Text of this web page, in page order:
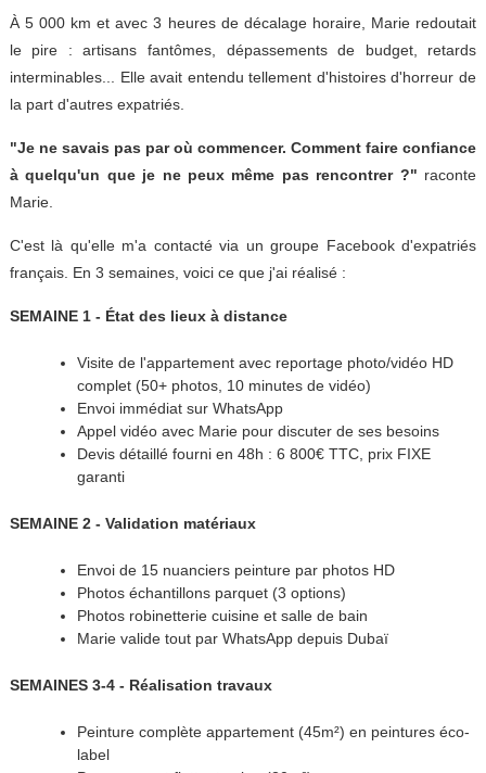
À 5 000 km et avec 3 heures de décalage horaire, Marie redoutait
le pire : artisans fantômes, dépassements de budget, retards
interminables... Elle avait entendu tellement d'histoires d'horreur de
la part d'autres expatriés.
"Je ne savais pas par où commencer. Comment faire confiance
à quelqu'un que je ne peux même pas rencontrer ?" raconte
Marie.
C'est là qu'elle m'a contacté via un groupe Facebook d'expatriés
français. En 3 semaines, voici ce que j'ai réalisé :
SEMAINE 1 - État des lieux à distance
Visite de l'appartement avec reportage photo/vidéo HD
complet (50+ photos, 10 minutes de vidéo)
Envoi immédiat sur WhatsApp
Appel vidéo avec Marie pour discuter de ses besoins
Devis détaillé fourni en 48h : 6 800€ TTC, prix FIXE
garanti
SEMAINE 2 - Validation matériaux
Envoi de 15 nuanciers peinture par photos HD
Photos échantillons parquet (3 options)
Photos robinetterie cuisine et salle de bain
Marie valide tout par WhatsApp depuis Dubaï
SEMAINES 3-4 - Réalisation travaux
Peinture complète appartement (45m²) en peintures éco-
label